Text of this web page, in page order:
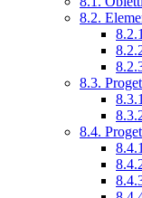
8.2.
8.3.
8.4.